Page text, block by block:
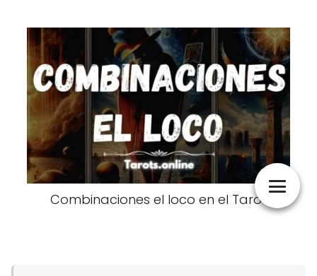
Combinaciones el loco en el Tarot